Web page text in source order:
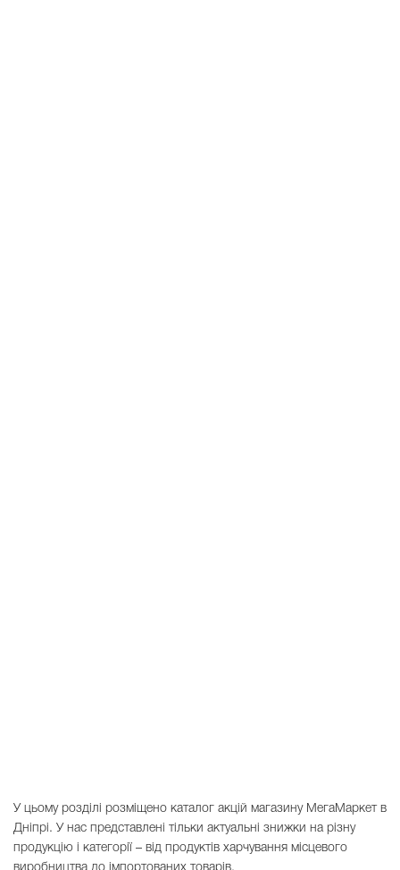
У цьому розділі розміщено каталог акцій магазину МегаМаркет в
Дніпрі. У нас представлені тільки актуальні знижки на різну
продукцію і категорії – від продуктів харчування місцевого
виробництва до імпортованих товарів.